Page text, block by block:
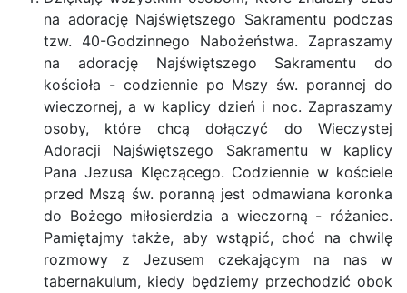
na adorację Najświętszego Sakramentu podczas
tzw. 40-Godzinnego Nabożeństwa. Zapraszamy
na adorację Najświętszego Sakramentu do
kościoła - codziennie po Mszy św. porannej do
wieczornej, a w kaplicy dzień i noc. Zapraszamy
osoby, które chcą dołączyć do Wieczystej
Adoracji Najświętszego Sakramentu w kaplicy
Pana Jezusa Klęczącego. Codziennie w kościele
przed Mszą św. poranną jest odmawiana koronka
do Bożego miłosierdzia a wieczorną - różaniec.
Pamiętajmy także, aby wstąpić, choć na chwilę
rozmowy z Jezusem czekającym na nas w
tabernakulum, kiedy będziemy przechodzić obok